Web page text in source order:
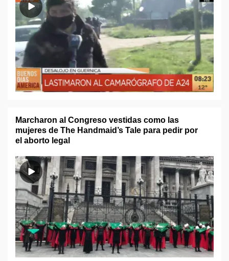
Marcharon al Congreso vestidas como las
mujeres de The Handmaid’s Tale para pedir por
el aborto legal